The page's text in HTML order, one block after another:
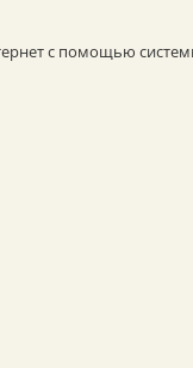
с помощью